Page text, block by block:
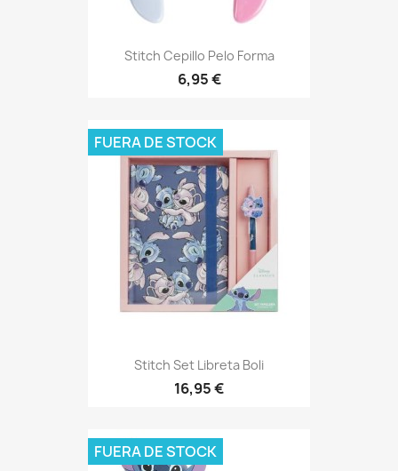
Stitch Cepillo Pelo Forma
6,95 €
Stitch Set Libreta Boli
16,95 €
FUERA DE STOCK
FUERA DE STOCK